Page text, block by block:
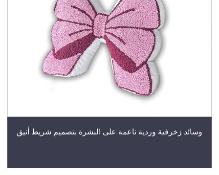
وسائد زخرفية وردية ناعمة على البشرة بتصميم شريط أنيق